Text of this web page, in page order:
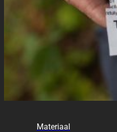
Materiaal